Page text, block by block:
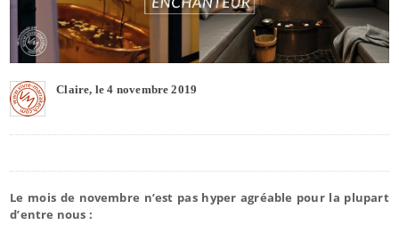
Claire, le 4 novembre 2019
Le mois de novembre n’est pas hyper agréable pour la plupart
d’entre nous :